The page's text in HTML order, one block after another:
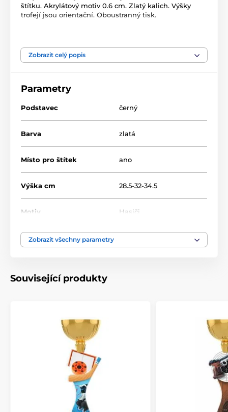
štítku. Akrylátový motiv 0.6 cm. Zlatý kalich. Výšky
trofejí jsou orientační. Oboustranný tisk.
Hasiči Akrylátové trofeje ACUPCG
Zobrazit celý popis
Parametry
Podstavec černý
Barva zlatá
Místo pro štítek ano
Výška cm 28.5-32-34.5
Motiv Hasiči
Typ ocenění
Zobrazit všechny parametry
Související produkty